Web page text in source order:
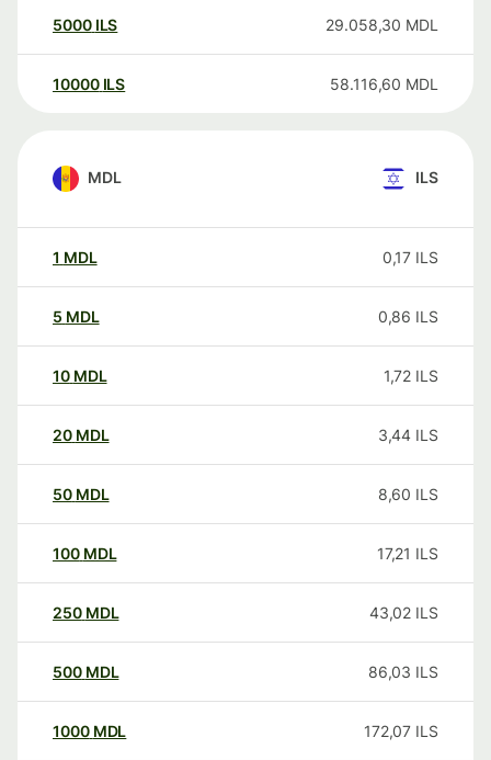
5000 ILS 29.058,30 MDL
10000 ILS 58.116,60 MDL
MDL ILS
1 MDL 0,17 ILS
5 MDL 0,86 ILS
10 MDL 1,72 ILS
20 MDL 3,44 ILS
50 MDL 8,60 ILS
100 MDL 17,21 ILS
250 MDL 43,02 ILS
500 MDL 86,03 ILS
1000 MDL 172,07 ILS